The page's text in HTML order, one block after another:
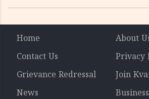
Home
About
Contact Us
Privacy
Grievance Redressal
Join
News
Business